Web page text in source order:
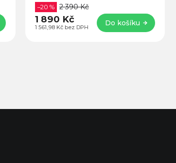
1 561,98 Kč bez DPH
–20 % 2 390 Kč
1 890 Kč Do košíku
vysílání a...